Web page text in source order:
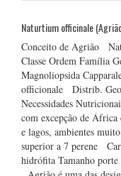
Naturtium officinale
Conceito de Agrião
Classe Ordem Família
Magnoliopsida
officionale Distrib.
Necessidades
com excepção de
e lagos, ambientes
superior a 7 perene
hidrófita Tamanho porte